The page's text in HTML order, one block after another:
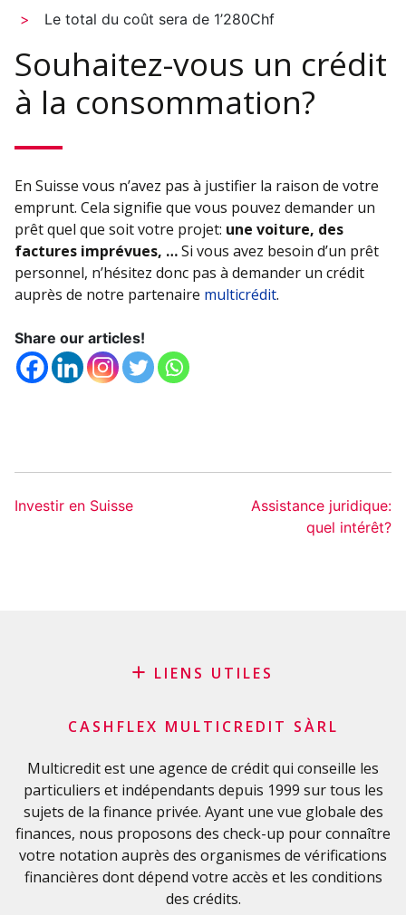
Le total du coût sera de 1’280Chf
Souhaitez-vous un crédit
à la consommation?
En Suisse vous n’avez pas à justifier la raison de votre
emprunt. Cela signifie que vous pouvez demander un
prêt quel que soit votre projet: une voiture, des
factures imprévues, …Si vous avez besoin d’un prêt
personnel, n’hésitez donc pas à demander un crédit
auprès de notre partenaire multicrédit.
Share our articles!
Investir en Suisse
Assistance juridique:
quel intérêt?
LIENS UTILES
Glossaire financier
FAQ
Liste de contrôle importante
Conditions générales
Politique de confidentialité
CASHFLEX MULTICREDIT SÀRL
Multicredit est une agence de crédit qui conseille les
particuliers et indépendants depuis 1999 sur tous les
sujets de la finance privée. Ayant une vue globale des
finances, nous proposons des check-up pour connaître
votre notation auprès des organismes de vérifications
financières dont dépend votre accès et les conditions
des crédits.